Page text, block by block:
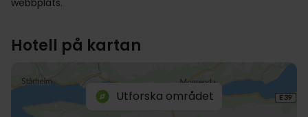
webbplats.
Hotell på kartan
Utforska området